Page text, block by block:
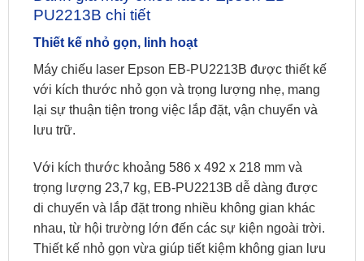
PU2213B chi tiết
Thiết kế nhỏ gọn, linh hoạt
Máy chiếu laser Epson EB-PU2213B được thiết kế
với kích thước nhỏ gọn và trọng lượng nhẹ, mang
lại sự thuận tiện trong việc lắp đặt, vận chuyển và
lưu trữ.
Với kích thước khoảng 586 x 492 x 218 mm và
trọng lượng 23,7 kg, EB-PU2213B dễ dàng được
di chuyển và lắp đặt trong nhiều không gian khác
nhau, từ hội trường lớn đến các sự kiện ngoài trời.
Thiết kế nhỏ gọn vừa giúp tiết kiệm không gian lưu